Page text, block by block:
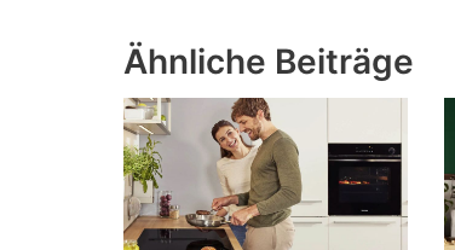
Ähnliche Beiträge